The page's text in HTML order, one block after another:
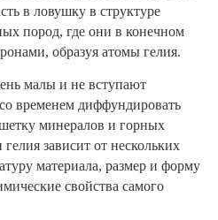
в ловушку в структуре
пород, где они в конечном
образуя атомы гелия.
малы и не вступают
временем диффундировать
минералов и горных
зависит от нескольких
материала, размер и форму
свойства самого